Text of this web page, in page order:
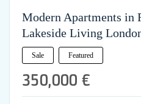
Modern Apartments in
Lakeside Living
Sale Featured
350,000 €